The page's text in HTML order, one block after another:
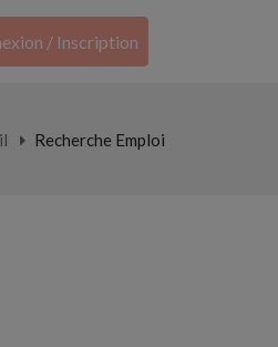
/ Inscription
Recherche Emploi